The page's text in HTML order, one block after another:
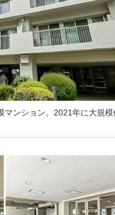
ンション。2021年に大規